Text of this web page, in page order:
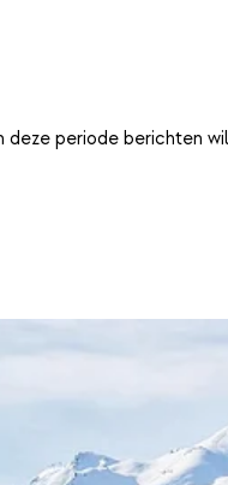
deze periode berichten